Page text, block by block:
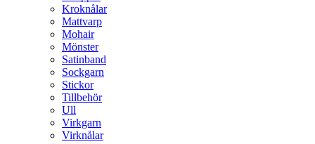
Kroknålar
Mattvarp
Mohair
Mönster
Satinband
Sockgarn
Stickor
Tillbehör
Ull
Virkgarn
Virknålar